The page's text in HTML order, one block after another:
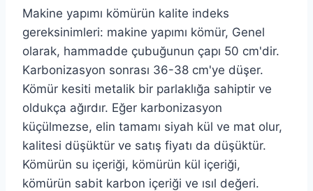
Makine yapımı kömürün kalite indeks
gereksinimleri: makine yapımı kömür, Genel
olarak, hammadde çubuğunun çapı 50 cm'dir.
Karbonizasyon sonrası 36-38 cm'ye düşer.
Kömür kesiti metalik bir parlaklığa sahiptir ve
oldukça ağırdır. Eğer karbonizasyon
küçülmezse, elin tamamı siyah kül ve mat olur,
kalitesi düşüktür ve satış fiyatı da düşüktür.
Kömürün su içeriği, kömürün kül içeriği,
kömürün sabit karbon içeriği ve ısıl değeri.